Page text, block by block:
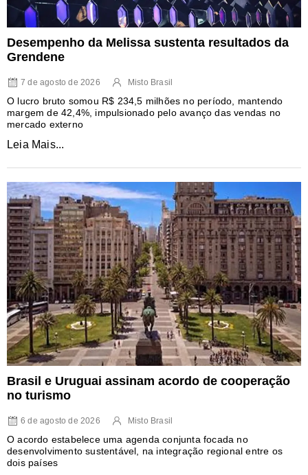
Desempenho da Melissa sustenta resultados da
Grendene
7 de agosto de 2026 Misto Brasil
O lucro bruto somou R$ 234,5 milhões no período, mantendo
margem de 42,4%, impulsionado pelo avanço das vendas no
mercado externo
Leia Mais...
Brasil e Uruguai assinam acordo de cooperação
no turismo
6 de agosto de 2026 Misto Brasil
O acordo estabelece uma agenda conjunta focada no
desenvolvimento sustentável, na integração regional entre os
dois países